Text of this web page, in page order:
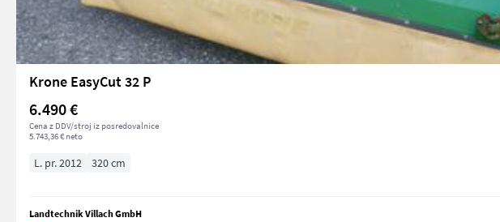
Krone EasyCut 32 P
6.490 €
Cena z DDV/stroj iz posredovalnice
5.743,36 € neto
L. pr. 2012 320 cm
Landtechnik Villach GmbH